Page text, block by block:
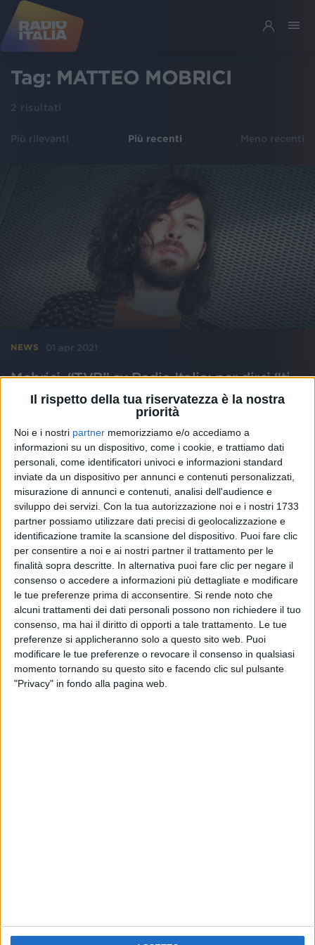
Il rispetto della tua riservatezza è la nostra
priorità
Noi e i nostri partner memorizziamo e/o accediamo a
informazioni su un dispositivo, come i cookie, e trattiamo dati
personali, come identificatori univoci e informazioni standard
inviate da un dispositivo per annunci e contenuti personalizzati,
misurazione di annunci e contenuti, analisi dell'audience e
sviluppo dei servizi. Con la tua autorizzazione noi e i nostri 1733
partner possiamo utilizzare dati precisi di geolocalizzazione e
identificazione tramite la scansione del dispositivo. Puoi fare clic
per consentire a noi e ai nostri partner il trattamento per le
finalità sopra descritte. In alternativa puoi fare clic per negare il
consenso o accedere a informazioni più dettagliate e modificare
le tue preferenze prima di acconsentire. Si rende noto che
alcuni trattamenti dei dati personali possono non richiedere il tuo
consenso, ma hai il diritto di opporti a tale trattamento. Le tue
preferenze si applicheranno solo a questo sito web. Puoi
modificare le tue preferenze o revocare il consenso in qualsiasi
momento tornando su questo sito e facendo clic sul pulsante
"Privacy" in fondo alla pagina web.
Tag: MATTEO MOBRICI
2 risultati
Più rilevanti Più recenti Meno recenti
NEWS 01 apr 2021
Mobrici, “TVB” su Radio Italia: per dirci “ti
voglio bene” questa primavera
Il nuovo singolo dell'ex Canova sulla frase che a volte
si fatica a dire
NEWS 26 giu 2020